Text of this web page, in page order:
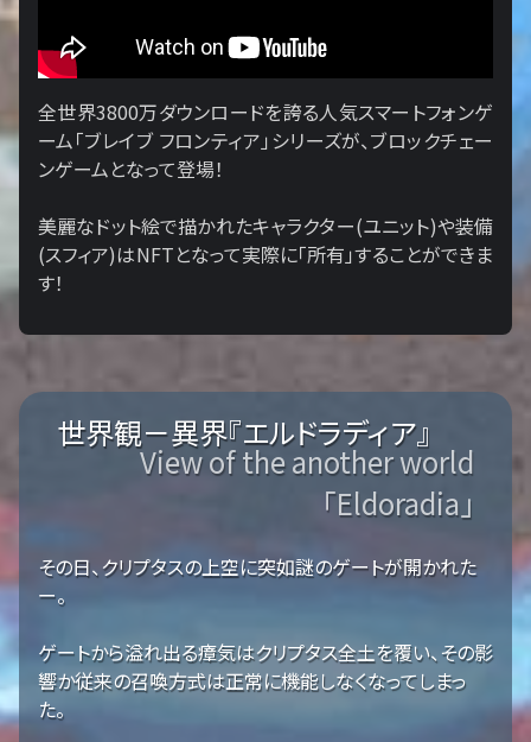
全世界3800万ダウンロードを誇る人気スマートフォンゲ
ーム「ブレイブ フロンティア」シリーズが、ブロックチェー
ンゲームとなって登場！
美麗なドット絵で描かれたキャラクター(ユニット)や装備
(スフィア)はNFTとなって実際に「所有」することができま
す！
世界観－異界『エルドラディア』
View of the another world
「Eldoradia」
その日、クリプタスの上空に突如謎のゲートが開かれた
ー。
ゲートから溢れ出る瘴気はクリプタス全土を覆い、その影
響か従来の召喚方式は正常に機能しなくなってしまっ
た。